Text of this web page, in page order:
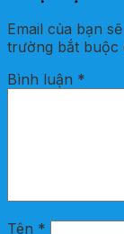
Email của bạn
trường bắt buộc
Bình luận *
Tên *